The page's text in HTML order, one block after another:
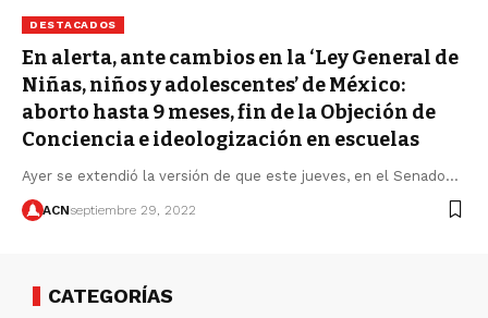
DESTACADOS
En alerta, ante cambios en la ‘Ley General de
Niñas, niños y adolescentes’ de México:
aborto hasta 9 meses, fin de la Objeción de
Conciencia e ideologización en escuelas
Ayer se extendió la versión de que este jueves, en el Senado…
ACNseptiembre 29, 2022
CATEGORÍAS